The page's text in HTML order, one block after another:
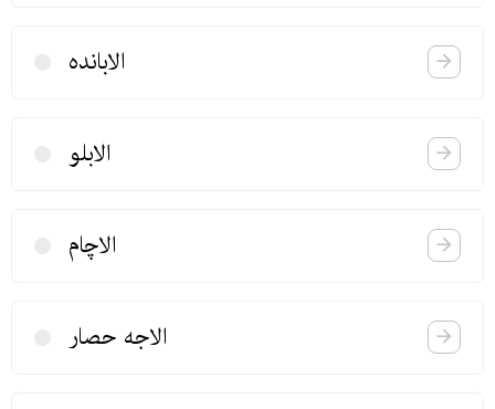
الابانده
الابلو
الاچام
الاجه حصار